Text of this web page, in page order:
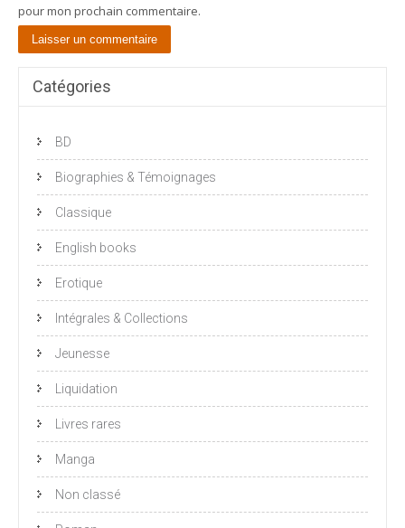
pour mon prochain commentaire.
Catégories
BD
Biographies & Témoignages
Classique
English books
Erotique
Intégrales & Collections
Jeunesse
Liquidation
Livres rares
Manga
Non classé